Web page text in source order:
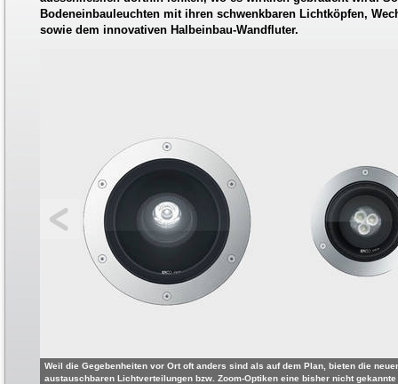
Bodeneinbauleuchten mit ihren schwenkbaren Lichtköpfen,
sowie dem innovativen Halbeinbau-Wandfluter.
Weil die Gegebenheiten vor Ort oft anders sind als auf dem Plan, bieten die
austauschbaren Lichtverteilungen bzw. Zoom-Optiken eine bisher nicht